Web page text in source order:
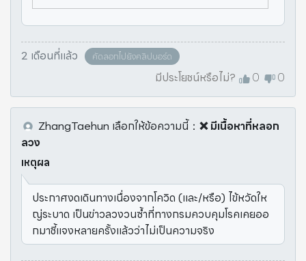
2 เดือนที่แล้ว คัดลอกไปยังคลิปบอร์ด
มีประโยชน์หรือไม่? 0 0
ZhangTaehun เลือกให้ข้อความนี้： ❌ มีเนื้อหาที่หลอก
ลวง
เหตุผล
ประกาศงดเดินทางเนื่องจากโควิด (และ/หรือ) ไข้หวัดให
ญ่ระบาด เป็นข่าวลวงวนซ้ำที่ทางกรมควบคุมโรคเคยออ
กมาชี้แจงหลายครั้งแล้วว่าไม่เป็นความจริง